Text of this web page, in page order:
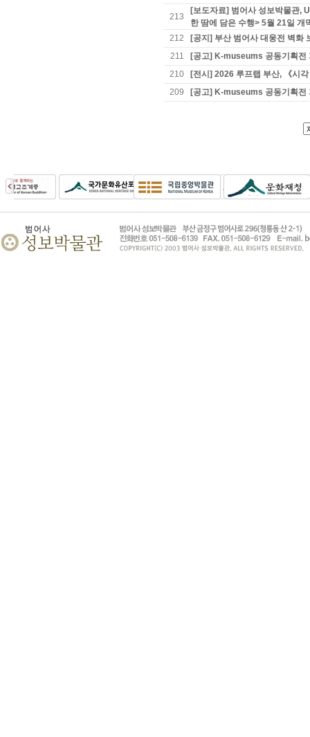
213
[보도자료] 범어사 성보박물관,
한 땀에 담은 수행> 5월 21일 개
212
[공지] 부산 범어사 대웅전 벽화
211
[공고] K-museums 공동기획전
210
[전시] 2026 루프랩 부산, 《시
209
[공고] K-museums 공동기획전